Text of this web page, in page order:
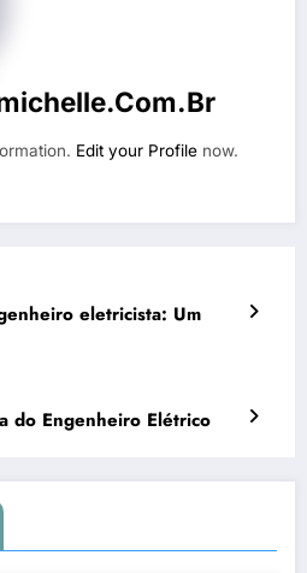
Edit your Profile now.
eletricista: Um
do Engenheiro Elétrico